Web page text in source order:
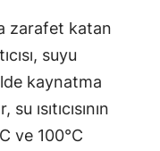
zarafet katan
suyu
kaynatma
ısıtıcısının
ve 100°C